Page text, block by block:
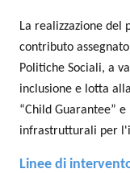
La realizzazione del
contributo
Politiche Sociali, a
inclusione e lotta
“Child Guarantee”
infrastrutturali per
Linee di